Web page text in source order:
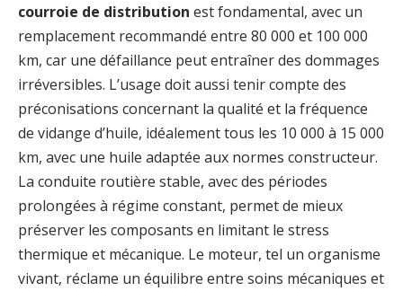
courroie de distribution est fondamental, avec un
remplacement recommandé entre 80 000 et 100 000
km, car une défaillance peut entraîner des dommages
irréversibles. L’usage doit aussi tenir compte des
préconisations concernant la qualité et la fréquence
de vidange d’huile, idéalement tous les 10 000 à 15 000
km, avec une huile adaptée aux normes constructeur.
La conduite routière stable, avec des périodes
prolongées à régime constant, permet de mieux
préserver les composants en limitant le stress
thermique et mécanique. Le moteur, tel un organisme
vivant, réclame un équilibre entre soins mécaniques et